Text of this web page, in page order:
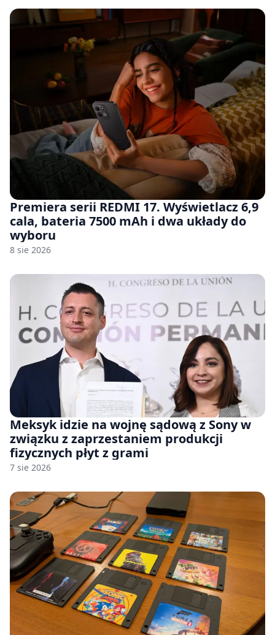
Premiera serii REDMI 17. Wyświetlacz 6,9
cala, bateria 7500 mAh i dwa układy do
wyboru
8 sie 2026
Meksyk idzie na wojnę sądową z Sony w
związku z zaprzestaniem produkcji
fizycznych płyt z grami
7 sie 2026